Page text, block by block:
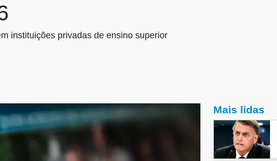
instituições privadas de ensino superior
Mais lidas